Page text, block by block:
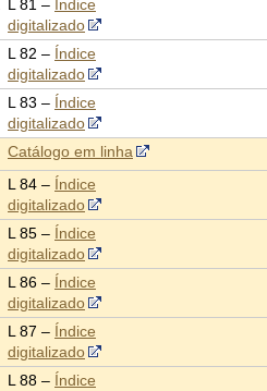
L 81 – Índice
digitalizado
L 82 – Índice
digitalizado
L 83 – Índice
digitalizado
Catálogo em linha
L 84 – Índice
digitalizado
L 85 – Índice
digitalizado
L 86 – Índice
digitalizado
L 87 – Índice
digitalizado
L 88 – Índice